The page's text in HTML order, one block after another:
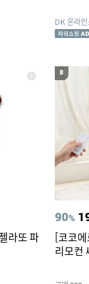
DK 온라
라또 파
8
90%
[코코
리모컨